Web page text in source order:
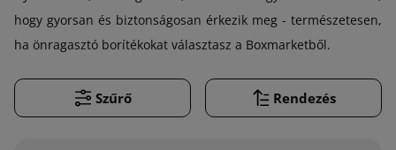
hogy gyorsan és biztonságosan érkezik meg - természetesen,
ha önragasztó borítékokat választasz a Boxmarketből.
Szűrő Rendezés